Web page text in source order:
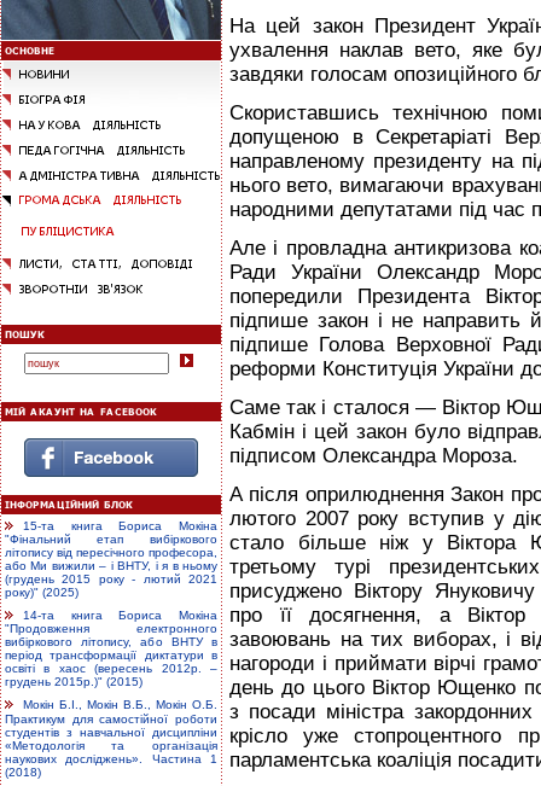
15-та книга Бориса Мокіна
"Фінальний етап вибіркового
літопису від пересічного професора,
або Ми вижили – і ВНТУ, і я в ньому
(грудень 2015 року - лютий 2021
року)" (2025)
14-та книга Бориса Мокіна
"Продовження електронного
вибіркового літопису, або ВНТУ в
період трансформації диктатури в
освіті в хаос (вересень 2012р. –
грудень 2015р.)" (2015)
Мокін Б.І., Мокін В.Б., Мокін О.Б.
Практикум для самостійної роботи
студентів з навчальної дисципліни
«Методологія та організація
наукових досліджень». Частина 1
(2018)
На цей закон Президент
ухвалення наклав вето, яке
завдяки голосам опозиційного
Скориставшись технічною
допущеною в Секретаріаті
направленому президенту на
нього вето, вимагаючи
народними депутатами під час
Але і провладна антикризова
Ради України Олександр
попередили Президента
підпише закон і не направить
підпише Голова Верховної
реформи Конституція України
Саме так і сталося — Віктор
Кабмін і цей закон було
підписом Олександра Мороза.
А після оприлюднення Закон
лютого 2007 року вступив у
стало більше ніж у
третьому турі
присуджено Віктору
про її досягнення, а
завоювань на тих виборах, і
нагороди і приймати вірчі
день до цього Віктор Ющенко
з посади міністра
крісло уже стопроцентного
парламентська коаліція